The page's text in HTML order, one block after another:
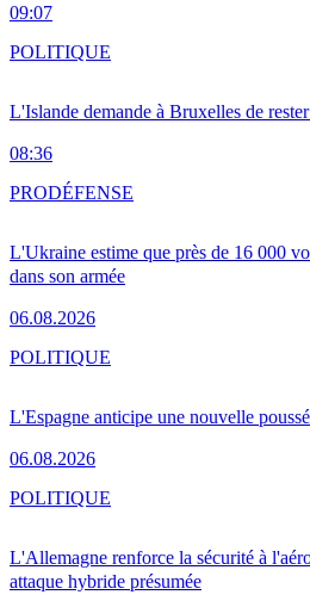
09:07
L'Islande demande à Bruxelles de
08:36
POLITIQUE
L'Ukraine estime que près de 16 000
dans son armée
06.08.2026
PRODÉFENSE
L'Espagne anticipe une nouvelle
06.08.2026
POLITIQUE
L'Allemagne renforce la sécurité à
attaque hybride présumée
POLITIQUE